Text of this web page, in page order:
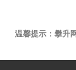
温馨提示：攀升